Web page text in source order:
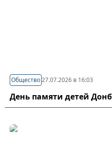
Общество27.07.2026 в 16:03
День памяти детей